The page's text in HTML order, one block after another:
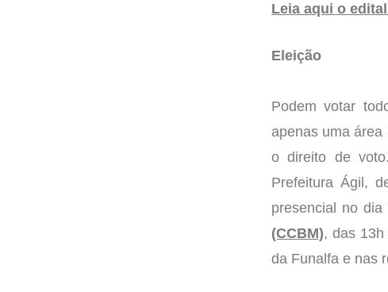
Leia aqui o
Eleição
Podem votar
apenas uma
o direito de
Prefeitura Ágil,
presencial no
(CCBM), das
da Funalfa e nas